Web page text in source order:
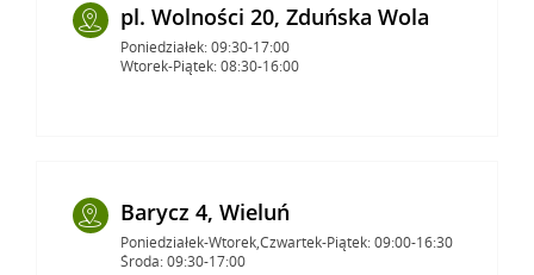
pl. Wolności 20, Zduńska Wola
Poniedziałek: 09:30-17:00
Wtorek-Piątek: 08:30-16:00
Barycz 4, Wieluń
Poniedziałek-Wtorek,Czwartek-Piątek: 09:00-16:30
Środa: 09:30-17:00